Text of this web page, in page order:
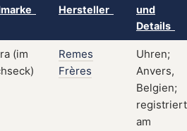
Hersteller
und
Details
Remes
Frères
Uhren;
Anvers,
Belgien;
registriert
am